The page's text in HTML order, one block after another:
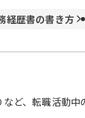
経歴書の書き方
ど、転職活動中